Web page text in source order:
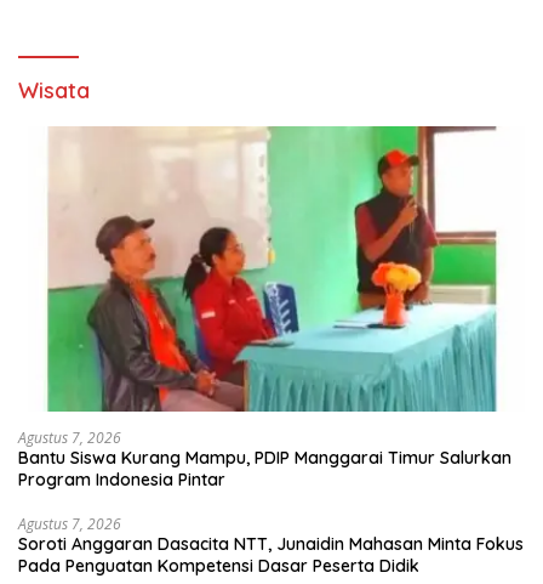
Wisata
Agustus 7, 2026
Bantu Siswa Kurang Mampu, PDIP Manggarai Timur Salurkan
Program Indonesia Pintar
Agustus 7, 2026
Soroti Anggaran Dasacita NTT, Junaidin Mahasan Minta Fokus
Pada Penguatan Kompetensi Dasar Peserta Didik